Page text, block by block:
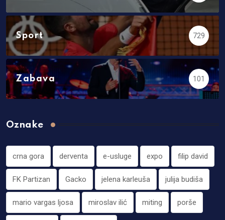
Sport 729
Zabava 101
Oznake
crna gora derventa e-usluge expo filip david
FK Partizan Gacko jelena karleuša julija budiša
mario vargas ljosa miroslav ilić miting porše